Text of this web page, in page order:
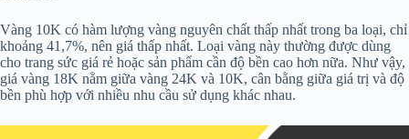
Vàng 10K có hàm lượng vàng nguyên chất thấp nhất trong ba loại, chỉ
khoảng 41,7%, nên giá thấp nhất. Loại vàng này thường được dùng
cho trang sức giá rẻ hoặc sản phẩm cần độ bền cao hơn nữa. Như vậy,
giá vàng 18K nằm giữa vàng 24K và 10K, cân bằng giữa giá trị và độ
bền phù hợp với nhiều nhu cầu sử dụng khác nhau.